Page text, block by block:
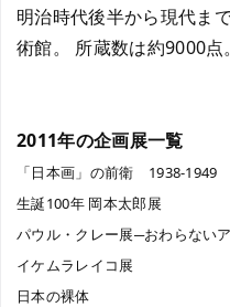
明治時代後半から現代ま
術館。 所蔵数は約9000点。
2011年の企画展一覧
「日本画」の前衛 1938-1949
生誕100年 岡本太郎展
パウル・クレー展─おわらない
イケムラレイコ展
日本の裸体